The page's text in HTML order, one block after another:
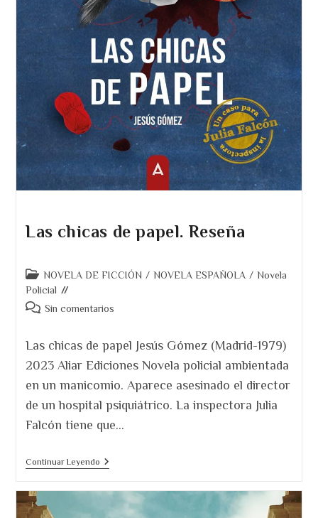
Las chicas de papel. Reseña
Categoría
de
la
NOVELA DE FICCIÓN / NOVELA ESPAÑOLA / Novela
Policial
Comentarios
entrada:
Sin comentarios
Las chicas de papel Jesús Gómez (Madrid-1979)
2023 Aliar Ediciones Novela policial ambientada
en un manicomio. Aparece asesinado el director
de un hospital psiquiátrico. La inspectora Julia
Falcón tiene que…
Continuar LeyendoLas
Papel.
Reseña